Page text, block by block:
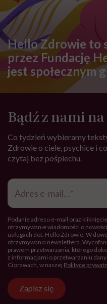
Hello Zdrowie to
przez Fundację
jest społecznym
Bądź z nami
Co tydzień wybieramy
Zdrowie o ciele, psychice i
czytaj bez pośpiechu.
Adres
mail*
Podanie adresu e-mail oraz
otrzymywanie wiadomości o
usługach dot. Hello Zdrowie. W
otrzymywania newslettera.
prawem przetwarzania, którego
z informacjami o przetwarzaniu
Ci prawach, w naszej Polityce
Zapisz się